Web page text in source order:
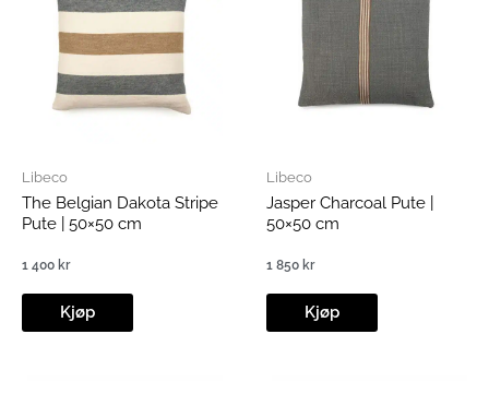
Libeco
The Belgian Dakota Stripe
Pute | 50×50 cm
1 400 kr
Kjøp
Libeco
Jasper Charcoal Pute |
50×50 cm
1 850 kr
Kjøp